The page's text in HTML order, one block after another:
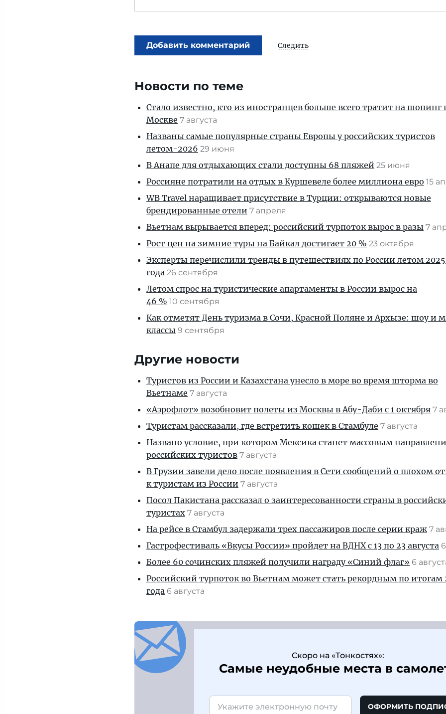
Добавить комментарий Следить
Новости по теме
Стало известно, кто из иностранцев больше всего тратит на шопинг
Москве 7 августа
Названы самые популярные страны Европы у российских туристов
летом-2026 29 июня
В Анапе для отдыхающих стали доступны 68 пляжей 25 июня
Россияне потратили на отдых в Куршевеле более миллиона евро 15
WB Travel наращивает присутствие в Турции: открываются новые
брендированные отели 7 апреля
Вьетнам вырывается вперед: российский турпоток вырос в разы 7
Рост цен на зимние туры на Байкал достигает 20 % 23 октября
Эксперты перечислили тренды в путешествиях по России летом 2025
года 26 сентября
Летом спрос на туристические апартаменты в России вырос на
46 % 10 сентября
Как отметят День туризма в Сочи, Красной Поляне и Архызе: шоу и
классы 9 сентября
Другие новости
Туристов из России и Казахстана унесло в море во время шторма во
Вьетнаме 7 августа
«Аэрофлот» возобновит полеты из Москвы в Абу-Даби с 1 октября 7
Туристам рассказали, где встретить кошек в Стамбуле 7 августа
Названо условие, при котором Мексика станет массовым
российских туристов 7 августа
В Грузии завели дело после появления в Сети сообщений о плохом
к туристам из России 7 августа
Посол Пакистана рассказал о заинтересованности страны в
туристах 7 августа
На рейсе в Стамбул задержали трех пассажиров после серии краж 7
Гастрофестиваль «Вкусы России» пройдет на ВДНХ с 13 по 23 августа
Более 60 сочинских пляжей получили награду «Синий флаг» 6
Российский турпоток во Вьетнам может стать рекордным по итогам
года 6 августа
Скоро на «Тонкостях»:
Самые неудобные места в
ОФОРМИТЬ